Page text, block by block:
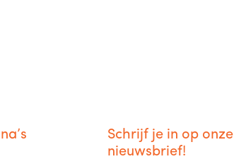
Schrijf je in op onze
nieuwsbrief!